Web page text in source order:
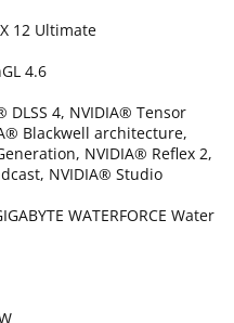
12 Ultimate
4.6
DLSS 4, NVIDIA® Tensor
Blackwell architecture,
NVIDIA® Reflex 2,
NVIDIA® Studio
WATERFORCE Water